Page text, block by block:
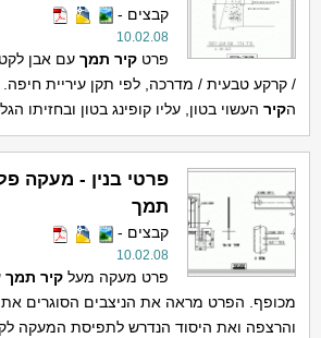
קבצים -
10.02.08
פרטקיר תמך עם אבן
/ קרקע טבעית / מדרכה, לפי תקן עיריית
הקיר העשוי בטון, עליו קופינג בטון ובחזיתו
פרטי בנין - מעקה
תמך
קבצים -
10.02.08
פרט מעקה מעלקיר תמך
מכופף. הפרט מראה את הניצבים הסוגרים
והרצפה ואת היסוד הנדרש לתפיסת המעקה